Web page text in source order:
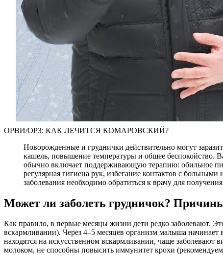
ОРВИ/ОРЗ: КАК ЛЕЧИТСЯ КОМАРОВСКИЙ?
Новорожденные и груднички действительно могут
кашель, повышение температуры и общее беспокойство.
обычно включает поддерживающую терапию: обильное
регулярная гигиена рук, избегание контактов с
заболевания необходимо обратиться к врачу для
Может ли заболеть грудничок?
Как правило, в первые месяцы жизни дети редко заболевают.
вскармливании). Через 4–5 месяцев организм малыша
находятся на искусственном вскармливании, чаще
молоком, не способны повысить иммунитет крохи